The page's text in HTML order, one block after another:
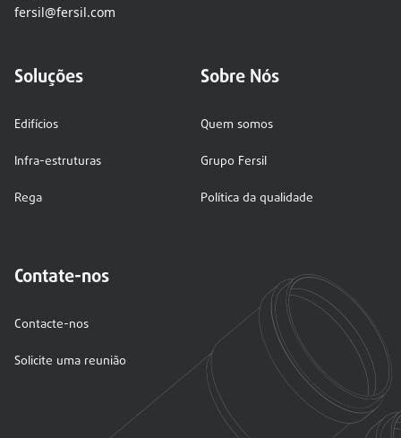
fersil@fersil.com
Soluções
Edifícios
Infra-estruturas
Rega
Sobre Nós
Quem somos
Grupo Fersil
Política da qualidade
Contate-nos
Contacte-nos
Solicite uma reunião